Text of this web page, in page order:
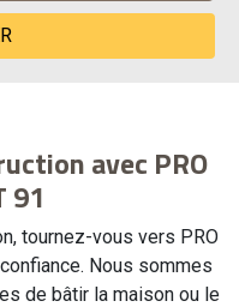
avec PRO
91
tournez-vous vers PRO
Nous sommes
de bâtir la maison ou le